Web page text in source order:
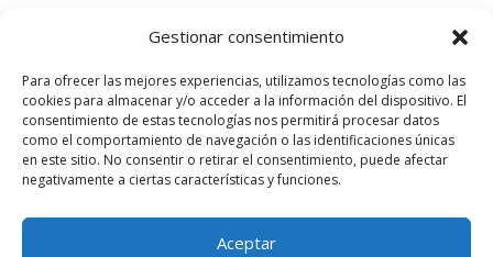
Gestionar consentimiento
Para ofrecer las mejores experiencias, utilizamos tecnologías como las
cookies para almacenar y/o acceder a la información del dispositivo. El
consentimiento de estas tecnologías nos permitirá procesar datos
como el comportamiento de navegación o las identificaciones únicas
en este sitio. No consentir o retirar el consentimiento, puede afectar
negativamente a ciertas características y funciones.
Aceptar
stakeholders en 2025: La clave de la
3 de noviembre de 2025 09:00
Comentarios recientes